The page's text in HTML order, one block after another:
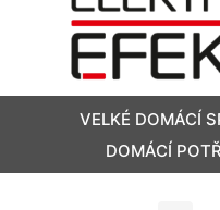
VELKÉ DOMÁCÍ
DOMÁCÍ